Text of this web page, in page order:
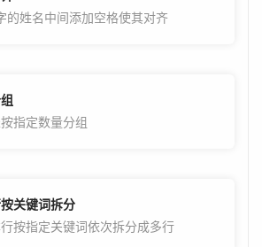
的姓名中间添加空格使其对齐
指定数量分组
关键词拆分
按指定关键词依次拆分成多行